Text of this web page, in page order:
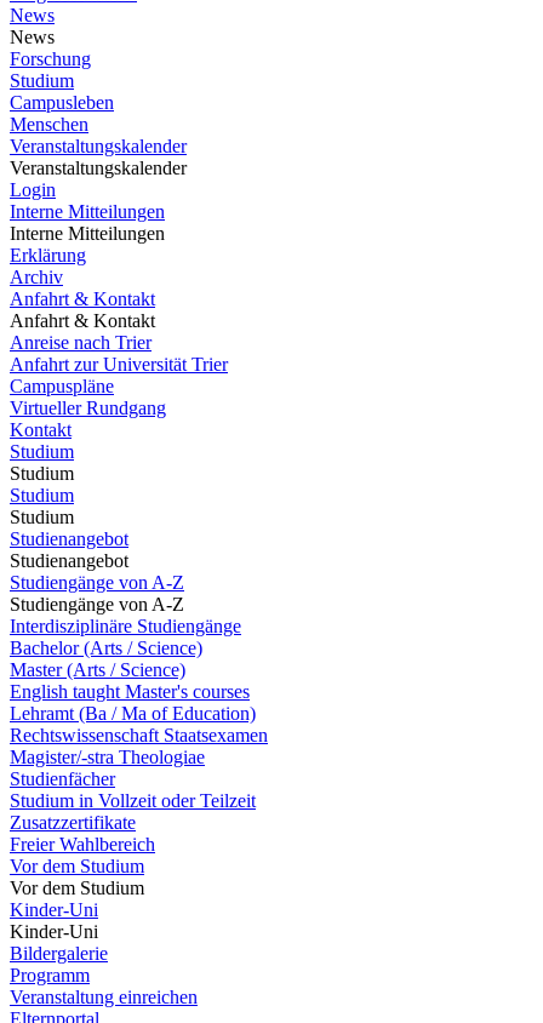
News
News
Forschung
Studium
Campusleben
Menschen
Veranstaltungskalender
Veranstaltungskalender
Login
Interne Mitteilungen
Interne Mitteilungen
Erklärung
Archiv
Anfahrt & Kontakt
Anfahrt & Kontakt
Anreise nach Trier
Anfahrt zur Universität Trier
Campuspläne
Virtueller Rundgang
Kontakt
Studium
Studium
Studium
Studium
Studienangebot
Studienangebot
Studiengänge von A-Z
Studiengänge von A-Z
Interdisziplinäre Studiengänge
Bachelor (Arts / Science)
Master (Arts / Science)
English taught Master's courses
Lehramt (Ba / Ma of Education)
Rechtswissenschaft Staatsexamen
Magister/-stra Theologiae
Studienfächer
Studium in Vollzeit oder Teilzeit
Zusatzzertifikate
Freier Wahlbereich
Vor dem Studium
Vor dem Studium
Kinder-Uni
Kinder-Uni
Bildergalerie
Programm
Veranstaltung einreichen
Elternportal